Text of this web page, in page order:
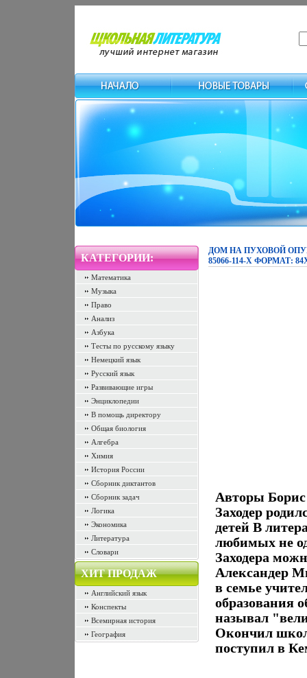
КАТЕГОРИИ:
Математика
Музыка
Право
Анализ
Азбука
Тесты по русскому языку
Немецкий язык
Русский язык
Развивающие игры
Энциклопедии
В помощь директору
Общая биология
Алгебра
Химия
История России
Сборник диктантов
Сборник задач
Логика
Экономика
Литература
Словари
ХИТ ПРОДАЖ
Английский язык
Конспекты
Всемирная история
География
ДОМ НА ПУХОВОЙ
85066-114-X ФОРМАТ:
Авторы Борис
Заходер
детей В
любимых не
Заходера
Александер
в семье
образования
называл
Окончил
поступил в